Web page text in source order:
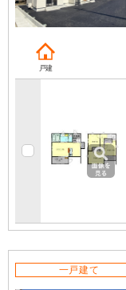
戸建
一戸建て